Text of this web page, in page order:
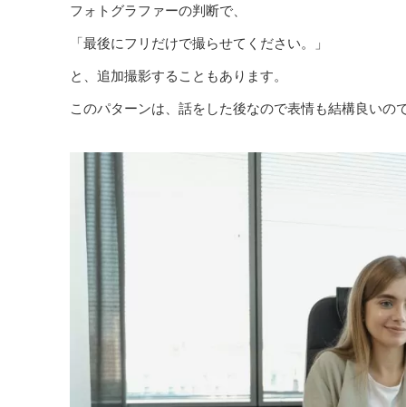
フォトグラファーの判断で、
「最後にフリだけで撮らせてください。」
と、追加撮影することもあります。
このパターンは、話をした後なので表情も結構良いの